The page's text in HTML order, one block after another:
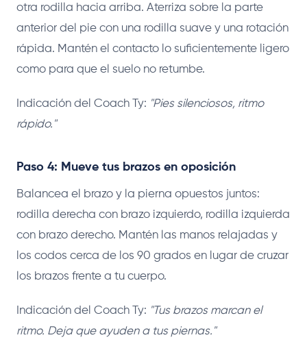
otra rodilla hacia arriba. Aterriza sobre la parte
anterior del pie con una rodilla suave y una rotación
rápida. Mantén el contacto lo suficientemente ligero
como para que el suelo no retumbe.
Indicación del Coach Ty: "Pies silenciosos, ritmo
rápido."
Paso 4: Mueve tus brazos en oposición
Balancea el brazo y la pierna opuestos juntos:
rodilla derecha con brazo izquierdo, rodilla izquierda
con brazo derecho. Mantén las manos relajadas y
los codos cerca de los 90 grados en lugar de cruzar
los brazos frente a tu cuerpo.
Indicación del Coach Ty: "Tus brazos marcan el
ritmo. Deja que ayuden a tus piernas."